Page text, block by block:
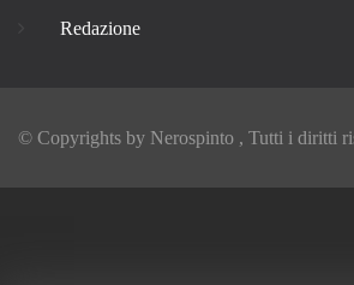
Redazione
© Copyrights by Nerospinto , Tutti i diritti